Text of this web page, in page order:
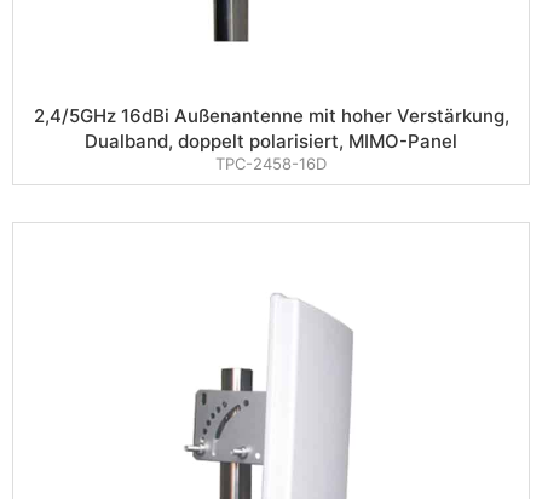
2,4/5GHz 16dBi Außenantenne mit hoher Verstärkung,
Dualband, doppelt polarisiert, MIMO-Panel
TPC-2458-16D